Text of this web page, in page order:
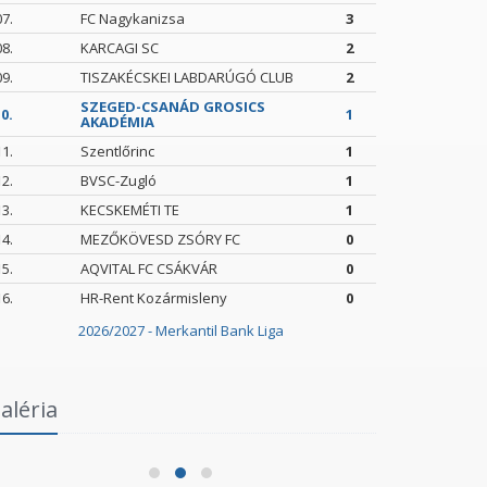
2026/2027 - Merkantil Bank Liga
FC Nagykanizsa
3
KARCAGI SC
2
TISZAKÉCSKEI LABDARÚGÓ CLUB
2
SZEGED-CSANÁD GROSICS
AKADÉMIA
1
Szentlőrinc
1
BVSC-Zugló
1
KECSKEMÉTI TE
1
MEZŐKÖVESD ZSÓRY FC
0
AQVITAL FC CSÁKVÁR
0
HR-Rent Kozármisleny 0
Gellért Fórumban
2026.06.03.